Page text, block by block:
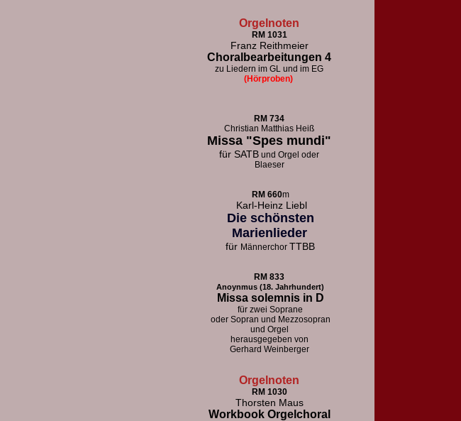
Orgelnoten
RM 1031
Franz Reithmeier
Choralbearbeitungen 4
zu Liedern im GL und im EG
(Hörproben)
RM 734
Christian Matthias Heiß
Missa "Spes mundi"
für SATB und Orgel oder
Blaeser
RM 660m
Karl-Heinz Liebl
Die schönsten
Marienlieder
für Männerchor TTBB
RM 833
Anoynmus (18. Jahrhundert)
Missa solemnis in D
für zwei Soprane
oder Sopran und Mezzosopran
und Orgel
herausgegeben von
Gerhard Weinberger
Orgelnoten
RM 1030
Thorsten Maus
Workbook Orgelchoral